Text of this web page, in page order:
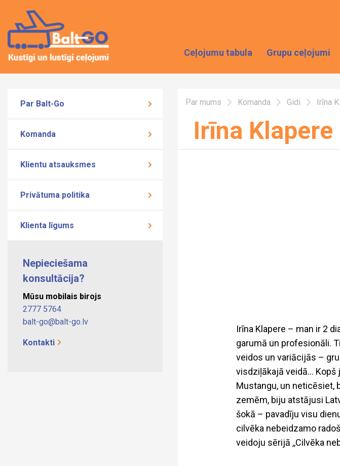
Ceļojumu tabula Grupu ceļojumi
Par Balt-Go
Komanda
Klientu atsauksmes
Privātuma politika
Klienta līgums
Nepieciešama
konsultācija?
Mūsu mobilais birojs
2777 5764
balt-go@balt-go.lv
Kontakti
Par mums Komanda Gidi Irīna
Irīna Klapere
Irīna Klapere – man ir 2
garumā un profesionāli.
veidos un variācijās –
visdziļākajā veidā… Kopš
Mustangu, un neticēsiet,
zemēm, biju atstājusi
šokā – pavadīju visu
cilvēka nebeidzamo
veidoju sērijā ,,Cilvēka